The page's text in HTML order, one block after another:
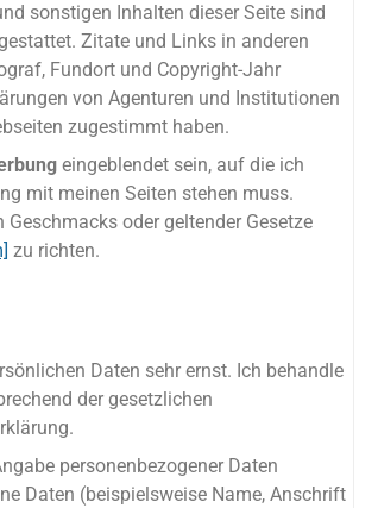
sonstigen Inhalten dieser Seite sind
Zitate und Links in anderen
Fundort und Copyright-Jahr
von Agenturen und Institutionen
zugestimmt haben.
eingeblendet sein, auf die ich
mit meinen Seiten stehen muss.
oder geltender Gesetze
zu richten.
Daten sehr ernst. Ich behandle
der gesetzlichen
personenbezogener Daten
Daten (beispielsweise Name, Anschrift